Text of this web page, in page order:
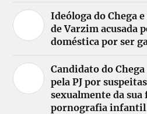
Ideóloga do Chega
de Varzim acusada
doméstica por ser
Candidato do
pela PJ por
sexualmente da
pornografia infantil